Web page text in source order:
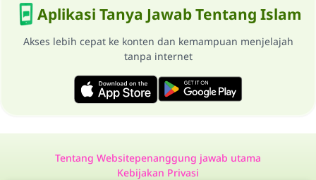
Aplikasi Tanya Jawab Tentang Islam
Akses lebih cepat ke konten dan kemampuan menjelajah
tanpa internet
Tentang Websitepenanggung jawab utama
Kebijakan Privasi